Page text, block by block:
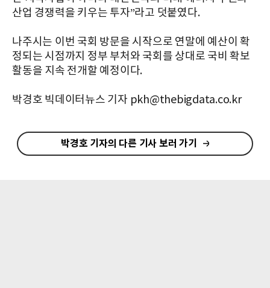
산업 경쟁력을 키우는 투자”라고 덧붙였다.
나주시는 이번 국회 방문을 시작으로 연말에 예산이 확
정되는 시점까지 정부 부처와 국회를 상대로 국비 확보
활동을 지속 전개할 예정이다.
박경호 빅데이터뉴스 기자 pkh@thebigdata.co.kr
박경호 기자의 다른 기사 보러 가기